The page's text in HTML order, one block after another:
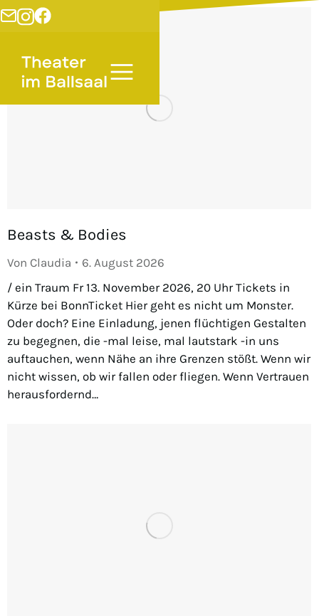
Beasts & Bodies
Von Claudia
6. August 2026
/ ein Traum Fr 13. November 2026, 20 Uhr Tickets in
Kürze bei BonnTicket Hier geht es nicht um Monster.
Oder doch? Eine Einladung, jenen flüchtigen Gestalten
zu begegnen, die -mal leise, mal lautstark -in uns
auftauchen, wenn Nähe an ihre Grenzen stößt. Wenn wir
nicht wissen, ob wir fallen oder fliegen. Wenn Vertrauen
herausfordernd…